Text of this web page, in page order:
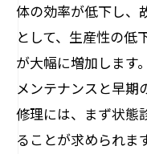
体の効率が低下し、
として、生産性の低
が大幅に増加します
メンテナンスと早期
修理には、まず状態
ることが求められま